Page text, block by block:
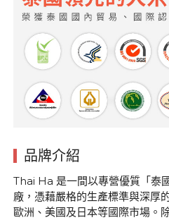
品牌介紹
Thai Ha 是一間以專營優質「泰
廠，憑藉嚴格的生產標準與深厚
歐洲、美國及日本等國際市場。